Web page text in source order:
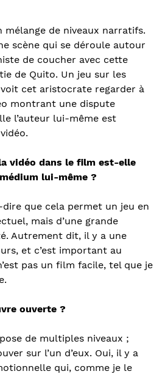
mélange de niveaux narratifs.
scène qui se déroule autour
de coucher avec cette
de Quito. Un jeu sur les
cet aristocrate regarder à
montrant une dispute
l’auteur lui-même est
vidéo dans le film est-elle
lui-même ?
dire que cela permet un jeu en
mais d’une grande
Autrement dit, il y a une
et c’est important au
pas un film facile, tel que je
ouverte ?
de multiples niveaux ;
sur l’un d’eux. Oui, il y a
qui, comme je le